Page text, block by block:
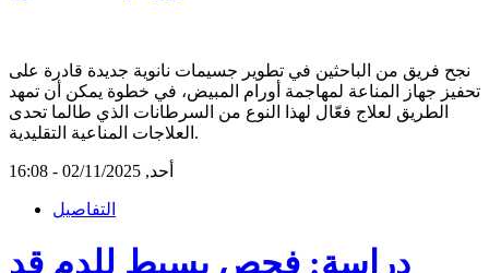
نجح فريق من الباحثين في تطوير جسيمات نانوية جديدة قادرة على
تحفيز جهاز المناعة لمهاجمة أورام المبيض، في خطوة يمكن أن تمهد
الطريق لعلاج فعّال لهذا النوع من السرطانات الذي طالما تحدى
العلاجات المناعية التقليدية.
أحد, 02/11/2025 - 16:08
التفاصيل
دراسة: فحص بسيط للدم قد